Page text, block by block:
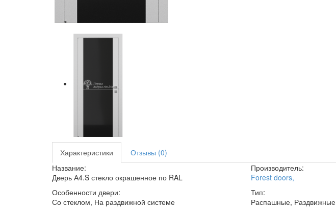
Характеристики
Отзывы (0)
Название:
Дверь А4.S стекло окрашенное по RAL
Производитель:
Forest doors,
Особенности двери:
Со стеклом, На раздвижной системе
Тип:
Распашные, Раздвижные